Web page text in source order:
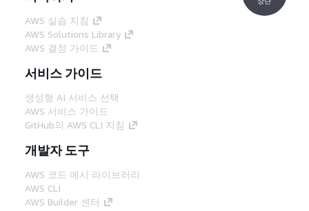
AWS 실습 지침
AWS Solutions Library
AWS 결정 가이드
서비스 가이드
생성형 AI 서비스 선택
AWS 서비스 가이드
GitHub의 AWS CLI 지침
개발자 도구
AWS 코드 예시 라이브러리
AWS CLI
AWS Builder 센터